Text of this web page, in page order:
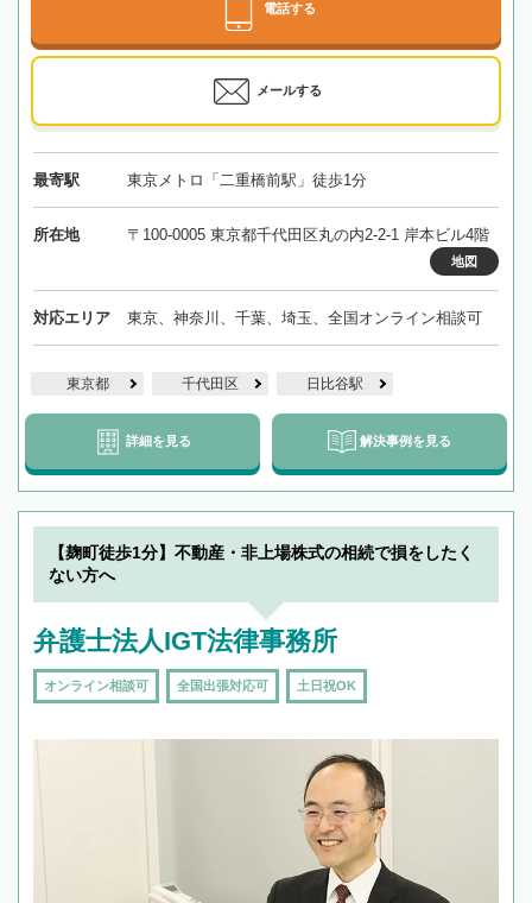
電話する
メールする
最寄駅 東京メトロ「二重橋前駅」徒歩1分
所在地 〒100-0005 東京都千代田区丸の内2-2-1 岸本ビル4階
地図
対応エリア 東京、神奈川、千葉、埼玉、全国オンライン相談可
東京都 千代田区 日比谷駅
詳細を見る 解決事例を見る
【麹町徒歩1分】不動産・非上場株式の相続で損をしたく
ない方へ
弁護士法人IGT法律事務所
オンライン相談可 全国出張対応可 土日祝OK